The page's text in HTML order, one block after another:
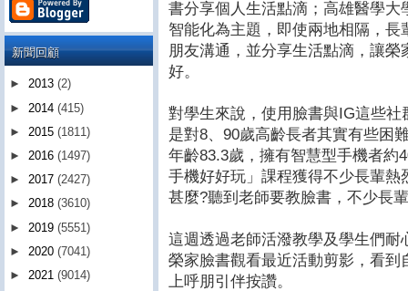
書分享個人生活點滴；高雄醫學
智能化為主題，即使兩地相隔，
朋友溝通，並分享生活點滴，讓
好。
對學生來說，使用臉書與IG這些
是對8、90歲高齡長者其實有些困
年齡83.3歲，擁有智慧型手機者約
手機好好玩」課程獲得不少長輩
甚麼?聽到老師要教臉書，不少長
這週透過老師活潑教學及學生們
榮家臉書觀看最近活動剪影，看
上呼朋引伴按讚。
新聞回顧
► 2013 (2)
► 2014 (415)
► 2015 (1811)
► 2016 (1497)
► 2017 (2427)
► 2018 (3610)
► 2019 (5551)
► 2020 (7041)
► 2021 (9014)